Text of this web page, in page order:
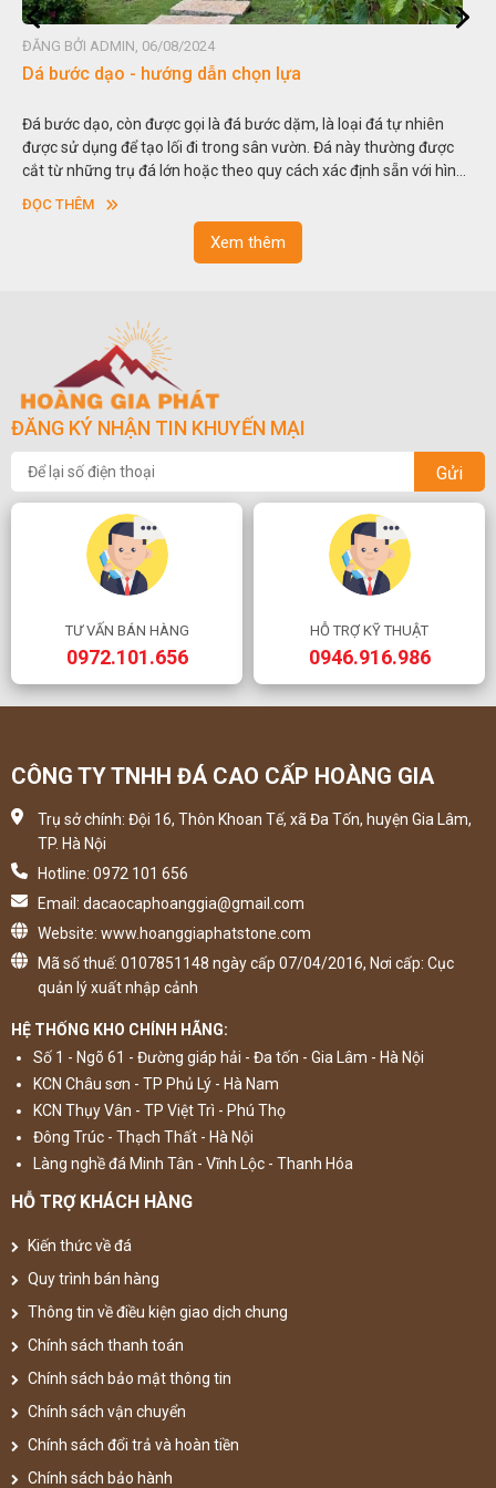
các màu sắc mà bạn có thể tưởng tượng.
- KHÔNG CÓ VẾT NỐI: HI-MACS cho phép tạo ra các sản phẩm có
hình dáng độc đáo liền mạch với kích thước lớn và bề mặt nhẵn
- THIẾT KẾ 3D: Đá nhân tạo HI-MACS có khả năng tạo hình 3D một
cách dễ dàng so với các loại vật liệu thông thường khác. HI-MACS
cho phép tạo hình linh hoạt không giới hạn bất kỳ hình dạng.
dày nhất định, đá nhân tạo HI-MACS thể hiện khả năng xuyên sáng
đặc biệt khi tiếp xúc với ánh sáng. Việc kết hợp giữa kết cấu và hoa
văn khác nhau có thể tạo nên hiệu ứng xuyên sáng khác nhau.
ĐĂNG BỞI ADMIN, 06/08/2024
Dá bước dạo - hướng dẫn chọn lựa
Đá bước dạo, còn được gọi là đá bước dặm, là loại đá tự nhiên
được sử dụng để tạo lối đi trong sân vườn. Đá này thường được
cắt từ những trụ đá lớn hoặc theo quy cách xác định sẵn với hình
vuông hoặc hình chữ nhật và có độ dày khác nhau.
ĐỌC THÊM
Xem thêm
ĐĂNG KÝ NHẬN TIN KHUYẾN MẠI
Gửi
TƯ VẤN BÁN HÀNG
0972.101.656
HỖ TRỢ KỸ THUẬT
0946.916.986
CÔNG TY TNHH ĐÁ CAO CẤP HOÀNG GIA
Trụ sở chính: Đội 16, Thôn Khoan Tế, xã Đa Tốn, huyện Gia Lâm,
TP. Hà Nội
Hotline: 0972 101 656
Email: dacaocaphoanggia@gmail.com
Website: www.hoanggiaphatstone.com
Mã số thuế: 0107851148 ngày cấp 07/04/2016, Nơi cấp: Cục
quản lý xuất nhập cảnh
HỆ THỐNG KHO CHÍNH HÃNG:
Số 1 - Ngõ 61 - Đường giáp hải - Đa tốn - Gia Lâm - Hà Nội
KCN Châu sơn - TP Phủ Lý - Hà Nam
KCN Thụy Vân - TP Việt Trì - Phú Thọ
Đông Trúc - Thạch Thất - Hà Nội
Làng nghề đá Minh Tân - Vĩnh Lộc - Thanh Hóa
HỖ TRỢ KHÁCH HÀNG
Kiến thức về đá
Quy trình bán hàng
Thông tin về điều kiện giao dịch chung
Chính sách thanh toán
Chính sách bảo mật thông tin
Chính sách vận chuyển
Chính sách đổi trả và hoàn tiền
Chính sách bảo hành